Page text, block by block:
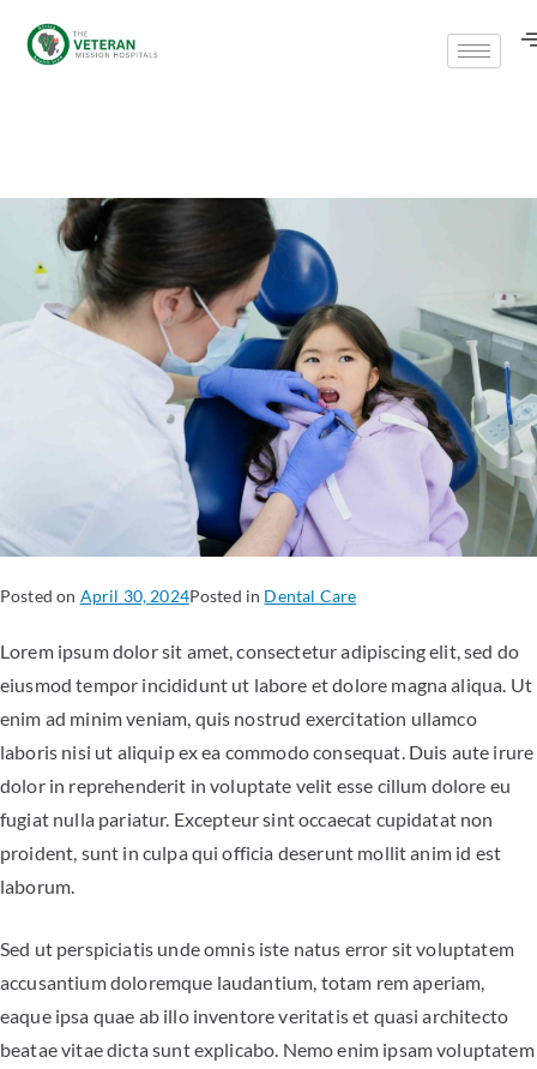
Posted on April 30, 2024Posted in Dental Care
Lorem ipsum dolor sit amet, consectetur adipiscing elit, sed do
eiusmod tempor incididunt ut labore et dolore magna aliqua. Ut
enim ad minim veniam, quis nostrud exercitation ullamco
laboris nisi ut aliquip ex ea commodo consequat. Duis aute irure
dolor in reprehenderit in voluptate velit esse cillum dolore eu
fugiat nulla pariatur. Excepteur sint occaecat cupidatat non
proident, sunt in culpa qui officia deserunt mollit anim id est
laborum.
Sed ut perspiciatis unde omnis iste natus error sit voluptatem
accusantium doloremque laudantium, totam rem aperiam,
eaque ipsa quae ab illo inventore veritatis et quasi architecto
beatae vitae dicta sunt explicabo. Nemo enim ipsam voluptatem